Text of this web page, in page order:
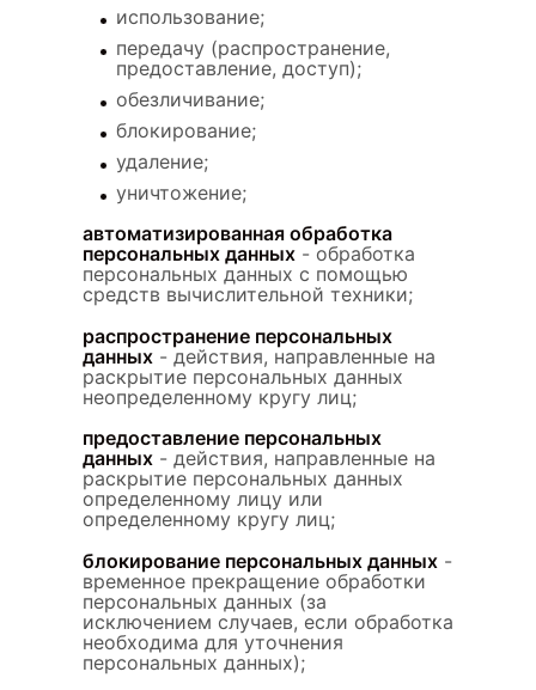
использование;
передачу (распространение,
предоставление, доступ);
обезличивание;
блокирование;
удаление;
уничтожение;
автоматизированная обработка
персональных данных - обработка
персональных данных с помощью
средств вычислительной техники;
распространение персональных
данных - действия, направленные на
раскрытие персональных данных
неопределенному кругу лиц;
предоставление персональных
данных - действия, направленные на
раскрытие персональных данных
определенному лицу или
определенному кругу лиц;
блокирование персональных данных -
временное прекращение обработки
персональных данных (за
исключением случаев, если обработка
необходима для уточнения
персональных данных);